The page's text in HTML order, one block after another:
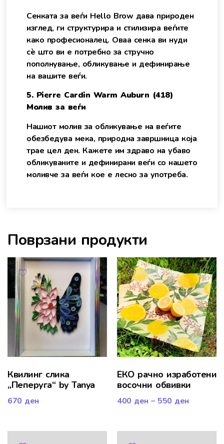
Сенката за веѓи Hello Brow дава природен
изглед, ги структурира и стилизира веѓите
како професионалец. Оваа сенка ви нуди
сè што ви е потребно за стручно
пополнување, обликување и дефинирање
на вашите веѓи.
5. Pierre Cardin Warm Auburn (418)
Молив за веѓи
Нашиот молив за обликување на веѓите
обезбедува мека, природна завршница која
трае цел ден. Кажете им здраво на убаво
обликуваните и дефинирани веѓи со нашето
моливче за веѓи кое е лесно за употреба.
Поврзани продукти
Квилинг слика
„Пеперуга“ by Tanya
670 ден
ЕКО рачно изработени
восочни обвивки
400 ден – 550 ден